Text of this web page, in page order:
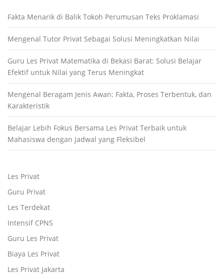
Fakta Menarik di Balik Tokoh Perumusan Teks Proklamasi
Mengenal Tutor Privat Sebagai Solusi Meningkatkan Nilai
Guru Les Privat Matematika di Bekasi Barat: Solusi Belajar
Efektif untuk Nilai yang Terus Meningkat
Mengenal Beragam Jenis Awan: Fakta, Proses Terbentuk, dan
Karakteristik
Belajar Lebih Fokus Bersama Les Privat Terbaik untuk
Mahasiswa dengan Jadwal yang Fleksibel
Les Privat
Guru Privat
Les Terdekat
Intensif CPNS
Guru Les Privat
Biaya Les Privat
Les Privat Jakarta